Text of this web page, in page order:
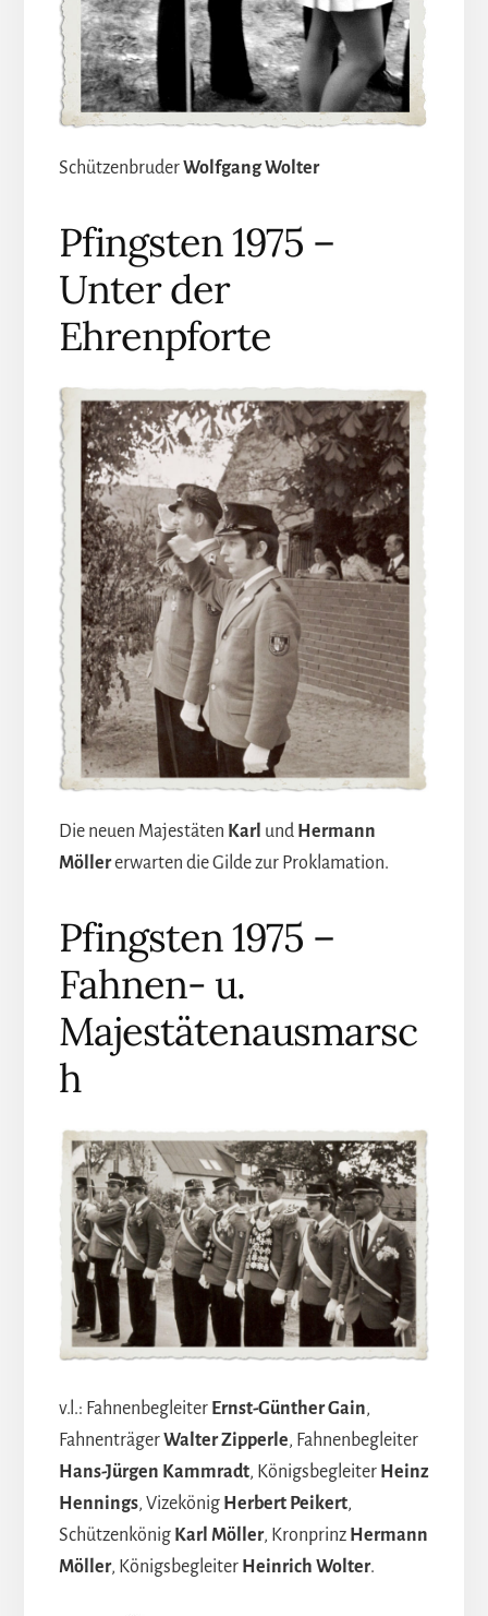
SchützenbruderWolfgang Wolter
Pfingsten 1975 –
Unter der
Ehrenpforte
Die neuen Majestäten Karl und Hermann
Möllererwarten die Gilde zur Proklamation.
Pfingsten 1975 –
Fahnen- u.
Majestätenausmarsc
h
v.l.: Fahnenbegleiter Ernst-Günther Gain,
FahnenträgerWalter Zipperle, Fahnenbegleiter
Hans-Jürgen Kammradt, Königsbegleiter Heinz
Hennings, Vizekönig Herbert Peikert,
Schützenkönig Karl Möller, Kronprinz Hermann
Möller, Königsbegleiter Heinrich Wolter.